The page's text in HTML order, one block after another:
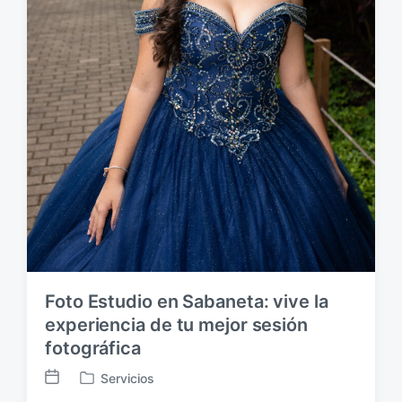
Foto Estudio en Sabaneta: vive la
experiencia de tu mejor sesión
fotográfica
F
P
Servicios